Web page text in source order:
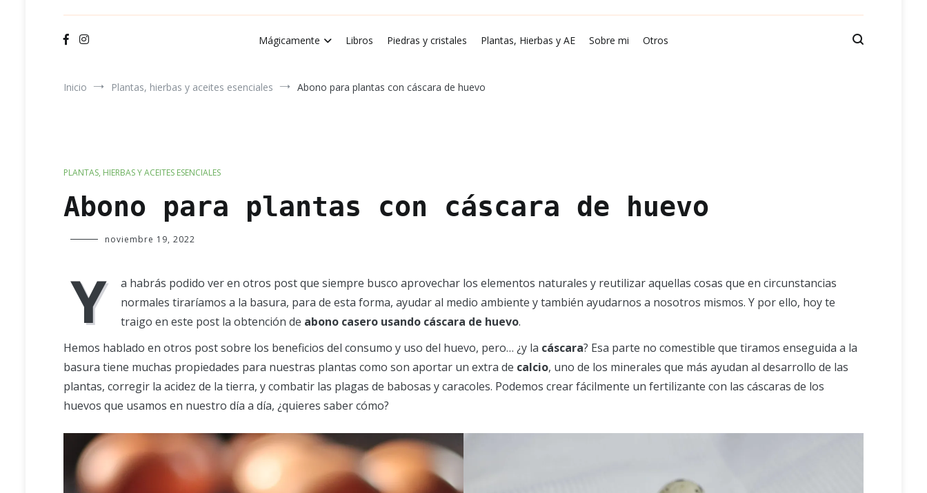
Mágicamente Libros Piedras y cristales Plantas, Hierbas y AE Sobre mi Otros
Inicio Plantas, hierbas y aceites esenciales Abono para plantas con cáscara de huevo
PLANTAS, HIERBAS Y ACEITES ESENCIALES
Abono para plantas con cáscara de huevo
Verde
noviembre 19, 2022
Y
a habrás podido ver en otros post que siempre busco aprovechar los elementos naturales y reutilizar aquellas cosas que en circunstancias
normales tiraríamos a la basura, para de esta forma, ayudar al medio ambiente y también ayudarnos a nosotros mismos. Y por ello, hoy te
traigo en este post la obtención de abono casero usando cáscara de huevo.
Hemos hablado en otros post sobre los beneficios del consumo y uso del huevo, pero… ¿y la cáscara? Esa parte no comestible que tiramos enseguida a la
basura tiene muchas propiedades para nuestras plantas como son aportar un extra de calcio, uno de los minerales que más ayudan al desarrollo de las
plantas, corregir la acidez de la tierra, y combatir las plagas de babosas y caracoles. Podemos crear fácilmente un fertilizante con las cáscaras de los
huevos que usamos en nuestro día a día, ¿quieres saber cómo?